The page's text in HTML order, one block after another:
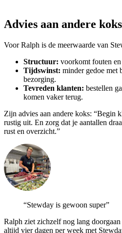
Advies aan andere koks
Voor Ralph is de meerwaarde van
Structuur: voorkomt fouten
Tijdswinst: minder gedoe met
bezorging.
Tevreden klanten: bestellen
komen vaker terug.
Zijn advies aan andere koks: “Begin
rustig uit. En zorg dat je aantallen
rust en overzicht.”
“Stewday is gewoon super”
Ralph ziet zichzelf nog lang
altijd vier dagen per week met